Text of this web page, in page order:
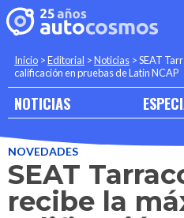
Inicio >Editorial >Noticias >SEAT
calificación en pruebas de Latin NCAP
NOTICIAS
NOVEDADES
SEAT
recibe la